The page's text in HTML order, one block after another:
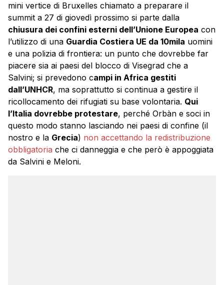
mini vertice di Bruxelles chiamato a preparare il
summit a 27 di giovedì prossimo si parte dalla
chiusura dei confini esterni dell’Unione Europea con
l’utilizzo di una Guardia Costiera UE da 10mila uomini
e una polizia di frontiera: un punto che dovrebbe far
piacere sia ai paesi del blocco di Visegrad che a
Salvini; si prevedono campi in Africa gestiti
dall’UNHCR, ma soprattutto si continua a gestire il
ricollocamento dei rifugiati su base volontaria. Qui
l’Italia dovrebbe protestare, perché Orbàn e soci in
questo modo stanno lasciando nei paesi di confine (il
nostro e la Grecia) non accettando la redistribuzione
obbligatoria che ci danneggia e che però è appoggiata
da Salvini e Meloni.